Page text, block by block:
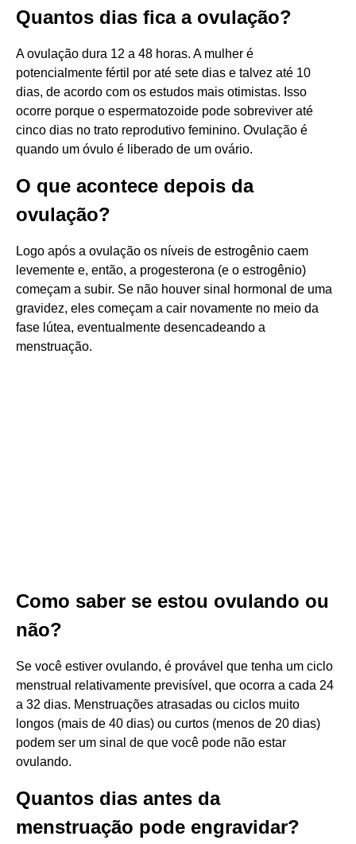
Quantos dias fica a ovulação?
A ovulação dura 12 a 48 horas. A mulher é
potencialmente fértil por até sete dias e talvez até 10
dias, de acordo com os estudos mais otimistas. Isso
ocorre porque o espermatozoide pode sobreviver até
cinco dias no trato reprodutivo feminino. Ovulação é
quando um óvulo é liberado de um ovário.
O que acontece depois da
ovulação?
Logo após a ovulação os níveis de estrogênio caem
levemente e, então, a progesterona (e o estrogênio)
começam a subir. Se não houver sinal hormonal de uma
gravidez, eles começam a cair novamente no meio da
fase lútea, eventualmente desencadeando a
menstruação.
Como saber se estou ovulando ou
não?
Se você estiver ovulando, é provável que tenha um ciclo
menstrual relativamente previsível, que ocorra a cada 24
a 32 dias. Menstruações atrasadas ou ciclos muito
longos (mais de 40 dias) ou curtos (menos de 20 dias)
podem ser um sinal de que você pode não estar
ovulando.
Quantos dias antes da
menstruação pode engravidar?